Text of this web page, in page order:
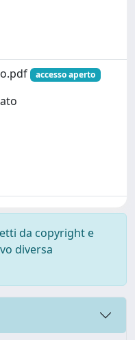
accesso aperto
da copyright e
diversa